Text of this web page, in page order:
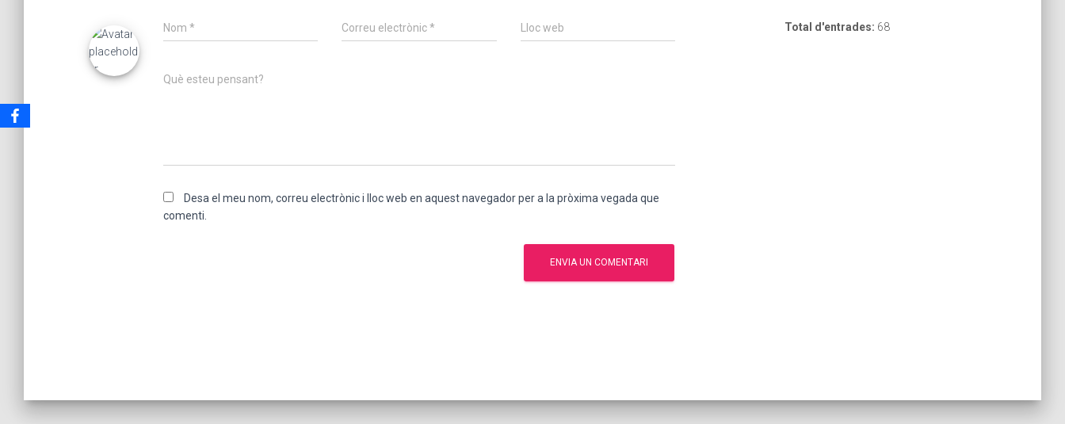
Nom * Correu electrònic* Lloc web
Què esteu pensant?
Desa el meu nom, correu electrònic i lloc web en aquest navegador per a la pròxima vegada que
comenti.
Total d'entrades: 68